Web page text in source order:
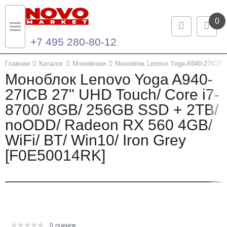
0
+7 495 280-80-12
Главная Каталог Моноблоки Моноблок Lenovo Yoga A940-
Моноблок Lenovo Yoga A940-
27ICB 27" UHD Touch/ Core i7-
8700/ 8GB/ 256GB SSD + 2TB/
noODD/ Radeon RX 560 4GB/
WiFi/ BT/ Win10/ Iron Grey
[F0E50014RK]
0 оценок
Назад
Каталог продукции
Ноутбуки и ультрабуки
Компьютеры
Моноблоки
Назад
Контакты
Контактная информация